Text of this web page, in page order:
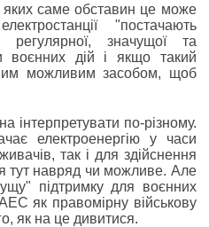
яких саме обставин це може
"постачають
значущої та
воєнних дій і якщо такий
можливим засобом, щоб
інтерпретувати по-різному.
електроенергію у часи
так і для здійснення
тут навряд чи можливе. Але
підтримку для воєнних
як правомірну військову
як на це дивитися.